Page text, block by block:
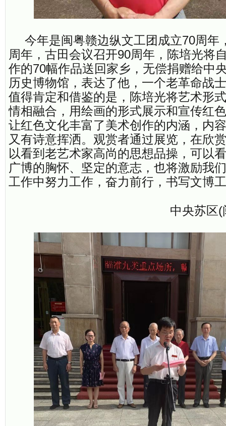
今年是闽粤赣边纵文工团成立70周年
周年，古田会议召开90周年，陈培光将
作的70幅作品送回家乡，无偿捐赠给中
历史博物馆，表达了他，一个老革命战
值得肯定和借鉴的是，陈培光将艺术形
情相融合，用绘画的形式展示和宣传红
让红色文化丰富了美术创作的内涵，内
又有诗意挥洒。观赏者通过展览，在欣
以看到老艺术家高尚的思想品操，可以
广博的胸怀、坚定的意志，也将激励我
工作中努力工作，奋力前行，书写文博
中央苏区